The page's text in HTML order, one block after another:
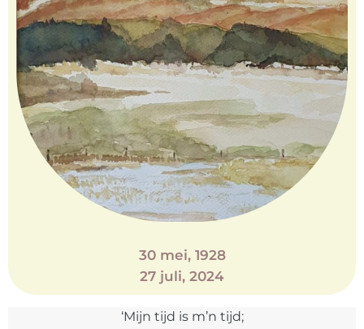
30 mei, 1928
27 juli, 2024
‘Mijn tijd is m’n tijd;